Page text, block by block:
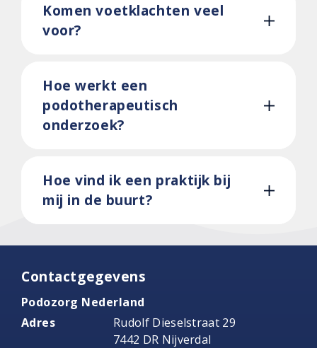
Komen voetklachten veel
voor?
Hoe werkt een
podotherapeutisch
onderzoek?
Hoe vind ik een praktijk bij
mij in de buurt?
Contactgegevens
Podozorg Nederland
Adres
Rudolf Dieselstraat 29
7442 DR Nijverdal